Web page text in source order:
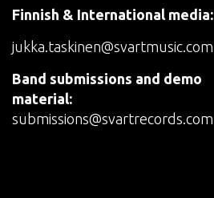
Finnish & International media:
jukka.taskinen@svartmusic.com
Band submissions and demo
material:
submissions@svartrecords.com